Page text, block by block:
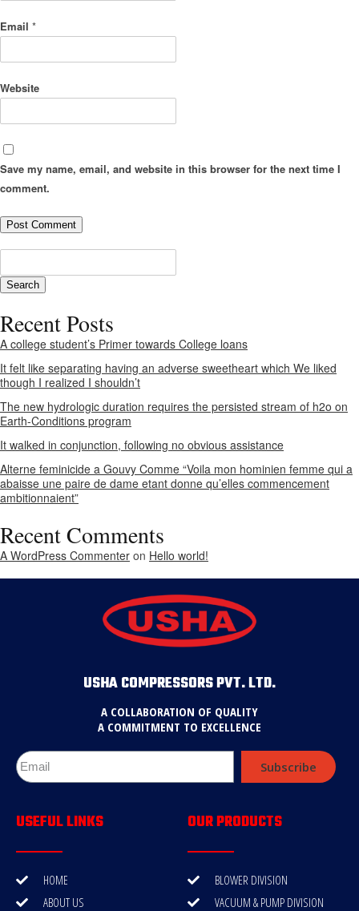
Email *
Website
Save my name, email, and website in this browser for the next time I
comment.
Recent Posts
A college student’s Primer towards College loans
It felt like separating having an adverse sweetheart which We liked
though I realized I shouldn’t
The new hydrologic duration requires the persisted stream of h2o on
Earth-Conditions program
It walked in conjunction, following no obvious assistance
Alterne feminicide a Gouvy Comme “Voila mon hominien femme qui a
abaisse une paire de dame etant donne qu’elles commencement
ambitionnaient”
Recent Comments
A WordPress Commenter on Hello world!
USHA COMPRESSORS PVT. LTD.
A COLLABORATION OF QUALITY
A COMMITMENT TO EXCELLENCE
Subscribe
USEFUL LINKS
HOME
ABOUT US
OUR PRODUCTS
BLOWER DIVISION
VACUUM & PUMP DIVISION